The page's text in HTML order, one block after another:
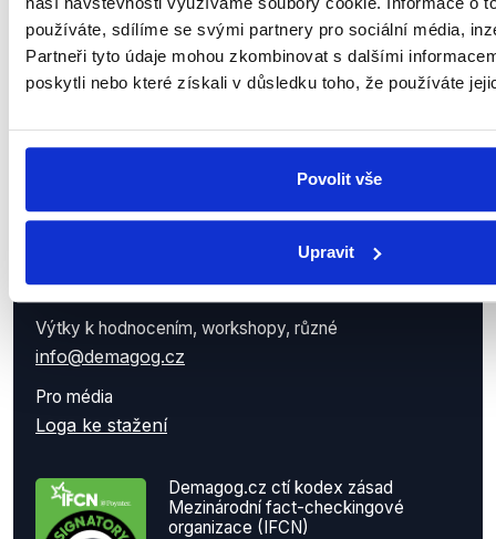
používáte, sdílíme se svými partnery pro sociální média,
Partneři tyto údaje mohou zkombinovat s dalšími
poskytli nebo které získali v důsledku toho, že používáte
Povolit vše
Upravit
Zapsaný ve spolkovém rejstříku u Městského soudu v
Praze.
Demagog.cz má transparentní bankovní účet
Petr Gongala | koordinátor projektu
+420 775 275 177
Výtky k hodnocením, workshopy, různé
info@demagog.cz
Pro média
Loga ke stažení
Demagog.cz ctí kodex zásad
Mezinárodní fact-checkingové
organizace (IFCN)